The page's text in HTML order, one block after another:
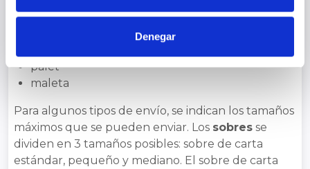
información sobre el uso que haga del sitio web con
nuestros partners de redes sociales, publicidad y análisis
web, quienes pueden combinarla con otra información
que les haya proporcionado o que hayan recopilado a
partir del uso que haya hecho de sus servicios.
Denegar
palet
maleta
Para algunos tipos de envío, se indican los tamaños
máximos que se pueden enviar. Los sobres se
dividen en 3 tamaños posibles: sobre de carta
estándar, pequeño y mediano. El sobre de carta